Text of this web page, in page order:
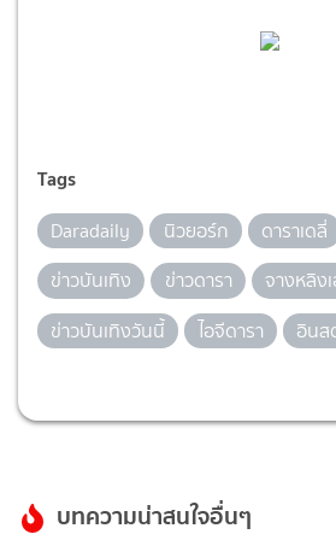
Tags
Daradaily นิวยอร์ก ดาราเดลี่
ข่าวบันเทิง
ข่าวดารา
จางหลิง
ข่าวบันเทิงวันนี้
ไอจีดารา อินส
บทความน่าสนใจอื่นๆ